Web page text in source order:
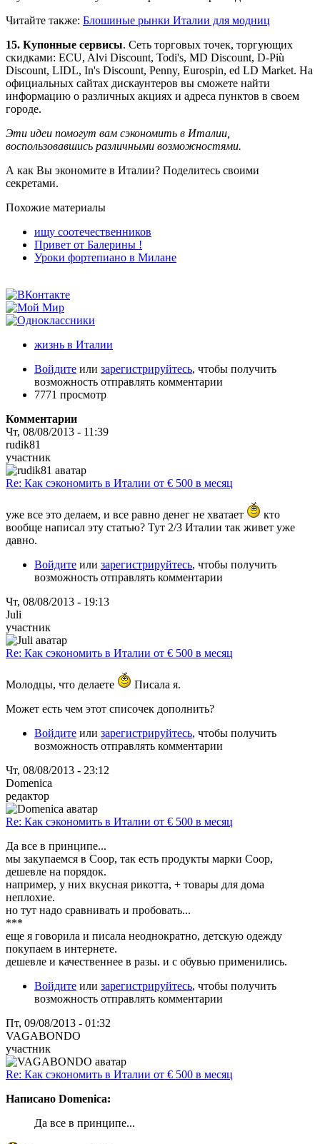
Читайте также: Блошиные рынки Италии для модниц
15. Купонные сервисы. Сеть торговых точек, торгующих
скидками: ECU, Alvi Discount, Todi's, MD Discount, D-Più
Discount, LIDL, In's Discount, Penny, Eurospin, ed LD Market. На
официальных сайтах дискаунтеров вы сможете найти
информацию о различных акциях и адреса пунктов в своем
городе.
Эти идеи помогут вам сэкономить в Италии,
воспользовавшись различными возможностями.
А как Вы экономите в Италии? Поделитесь своими
секретами.
Похожие материалы
ищу соотечественников
Привет от Балерины !
Уроки фортепиано в Милане
жизнь в Италии
Войдите или зарегистрируйтесь, чтобы получить
возможность отправлять комментарии
7771 просмотр
Комментарии
Чт, 08/08/2013 - 11:39
rudik81
участник
Re: Как сэкономить в Италии от € 500 в месяц
уже все это делаем, и все равно денег не хватает
кто
вообще написал эту статью? Тут 2/3 Италии так живет уже
давно.
Войдите или зарегистрируйтесь, чтобы получить
возможность отправлять комментарии
Чт, 08/08/2013 - 19:13
Juli
участник
Re: Как сэкономить в Италии от € 500 в месяц
Молодцы, что делаете
Писала я.
Может есть чем этот списочек дополнить?
Войдите или зарегистрируйтесь, чтобы получить
возможность отправлять комментарии
Чт, 08/08/2013 - 23:12
Domenica
редактор
Re: Как сэкономить в Италии от € 500 в месяц
Да все в принципе...
мы закупаемся в Coop, так есть продукты марки Coop,
дешевле на порядок.
например, у них вкусная рикотта, + товары для дома
неплохие.
но тут надо сравнивать и пробовать...
***
еще я говорила и писала неоднократно, детскую одежду
покупаем в интернете.
дешевле и качественнее в разы. и с обувью применились.
Войдите или зарегистрируйтесь, чтобы получить
возможность отправлять комментарии
Пт, 09/08/2013 - 01:32
VAGABONDO
участник
Re: Как сэкономить в Италии от € 500 в месяц
Написано Domenica:
Да все в принципе...